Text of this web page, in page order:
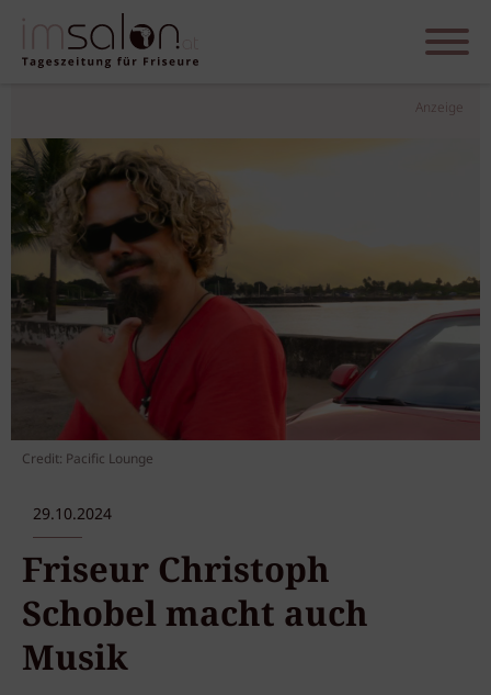
Anzeige
Credit: Pacific Lounge
29.10.2024
Friseur Christoph
Schobel macht auch
Musik